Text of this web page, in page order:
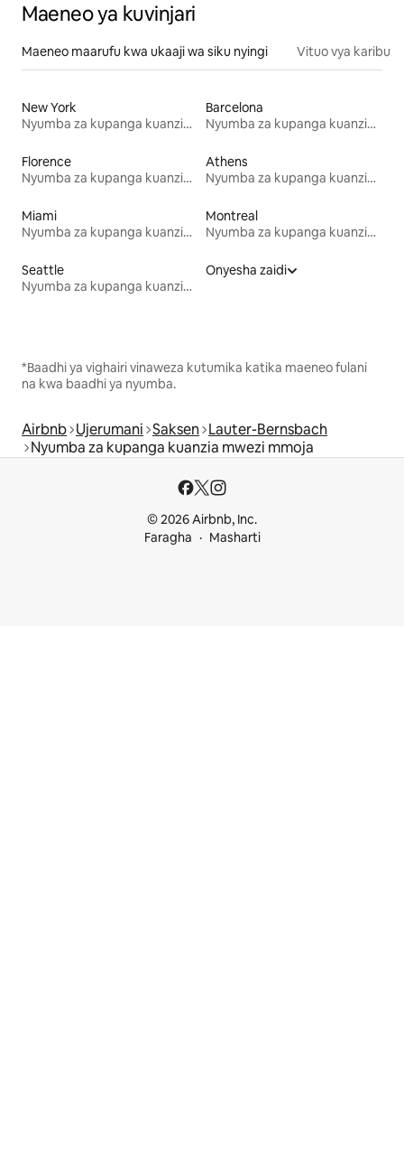
Maeneo ya kuvinjari
Maeneo maarufu kwa ukaaji wa siku nyingi Vituo vya karibu
New York
Nyumba za kupanga kuanzia mwezi mmoja
Barcelona
Nyumba za kupanga kuanzia mwezi mmoja
Florence
Nyumba za kupanga kuanzia mwezi mmoja
Athens
Nyumba za kupanga kuanzia mwezi mmoja
Miami
Nyumba za kupanga kuanzia mwezi mmoja
Montreal
Nyumba za kupanga kuanzia mwezi mmoja
Seattle
Nyumba za kupanga kuanzia mwezi mmoja
Onyesha zaidi
*Baadhi ya vighairi vinaweza kutumika katika maeneo fulani
na kwa baadhi ya nyumba.
Airbnb Ujerumani Saksen Lauter-Bernsbach
Nyumba za kupanga kuanzia mwezi mmoja
© 2026 Airbnb, Inc.
Faragha
Masharti